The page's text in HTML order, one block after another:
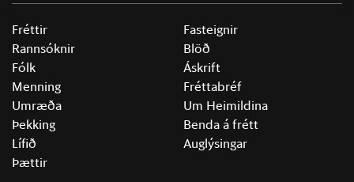
Fréttir
Rannsóknir
Fólk
Menning
Umræða
Þekking
Lífið
Þættir
Fasteignir
Blöð
Áskrift
Fréttabréf
Um Heimildina
Benda á frétt
Auglýsingar